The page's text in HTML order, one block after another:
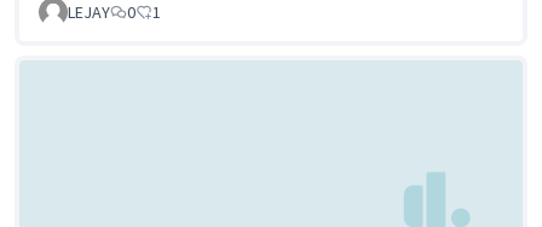
LEJAY
0 1